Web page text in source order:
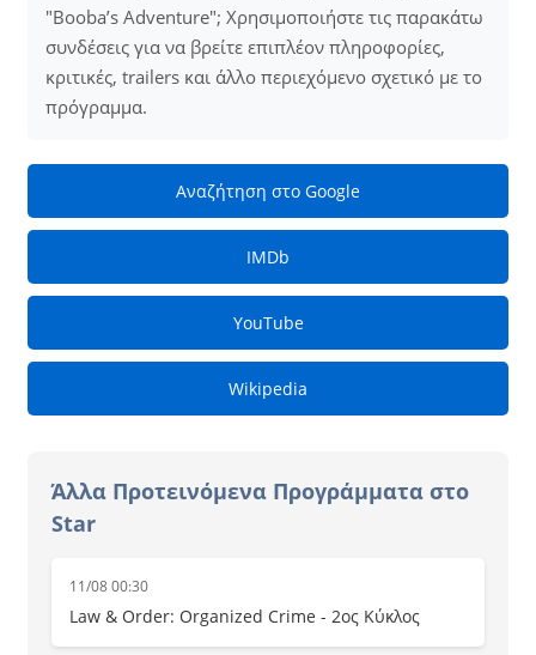
"Booba’s Adventure"; Χρησιμοποιήστε τις παρακάτω
συνδέσεις για να βρείτε επιπλέον πληροφορίες,
κριτικές, trailers και άλλο περιεχόμενο σχετικό με το
πρόγραμμα.
Αναζήτηση στο Google
IMDb
YouTube
Wikipedia
Άλλα Προτεινόμενα Προγράμματα στο
Star
11/08 00:30
Law & Order: Organized Crime - 2ος Κύκλος